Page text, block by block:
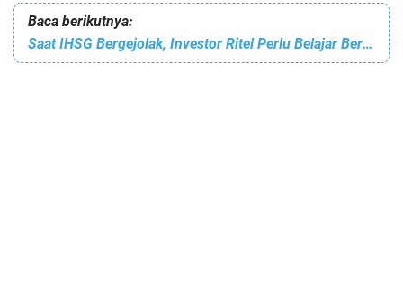
Baca berikutnya:
Saat IHSG Bergejolak, Investor Ritel Perlu Belajar Bertahan Dulu